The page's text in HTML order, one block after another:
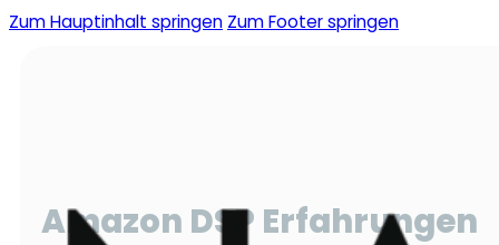
Zum Hauptinhalt springen Zum Footer springen
Amazon DSP Erfahrungen